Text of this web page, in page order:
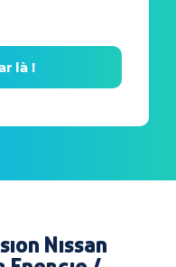
là !
Nissan